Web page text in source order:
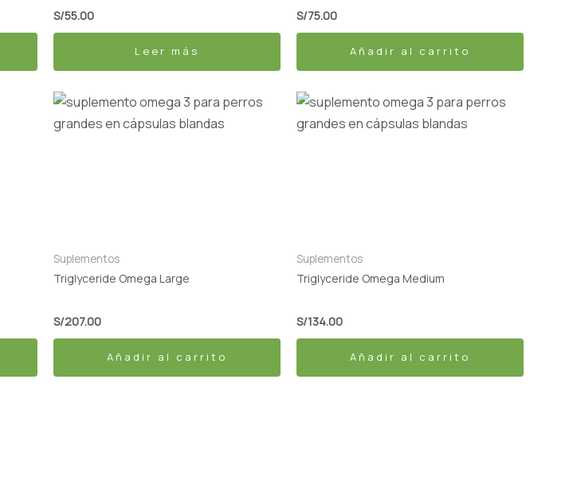
S/55.00
Leer más
S/75.00
Añadir al carrito
Suplementos
Triglyceride Omega Large
S/207.00
Añadir al carrito
Suplementos
Triglyceride Omega Medium
S/134.00
Añadir al carrito